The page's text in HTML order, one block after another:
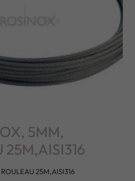
5MM,
25M,AISI316
25M,AISI316